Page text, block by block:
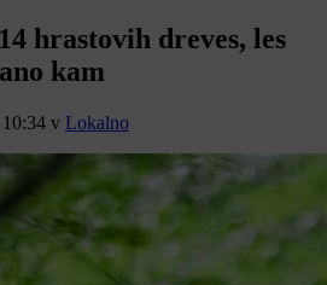
hrastovih dreves, les
kam
v Lokalno